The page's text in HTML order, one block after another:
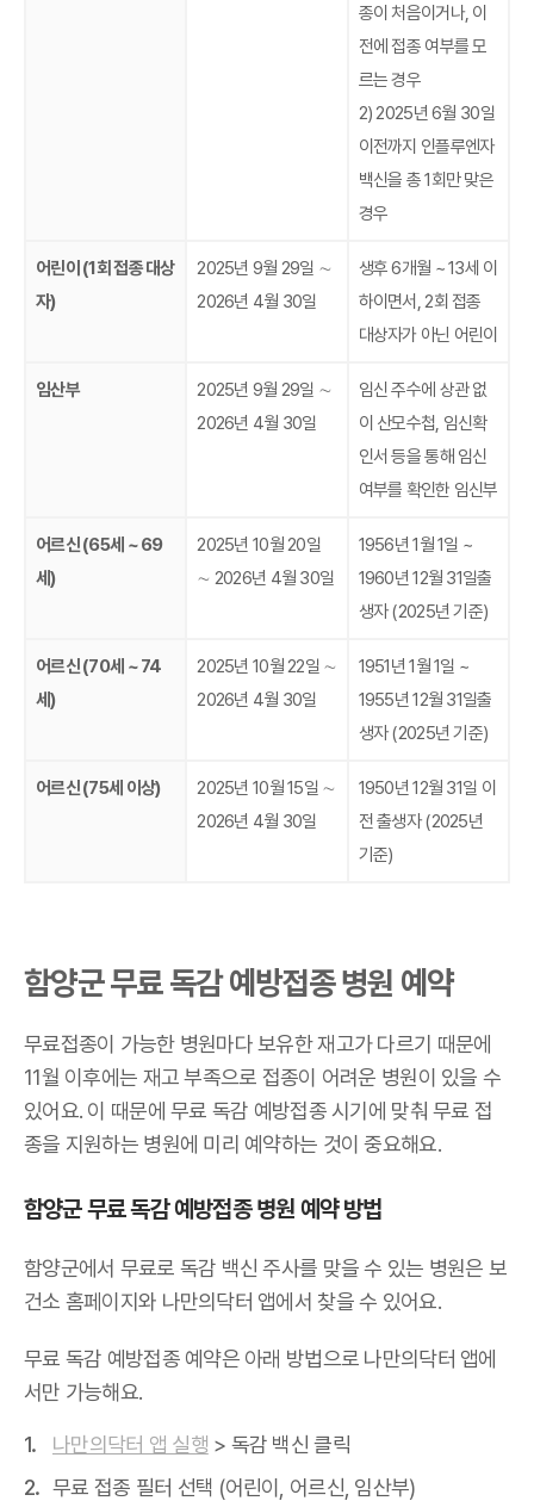
종이 처음이거나, 이
전에 접종 여부를 모
르는 경우
2) 2025년 6월 30일
이전까지 인플루엔자
백신을 총 1회만 맞은
경우
어린이 (1회 접종 대상
자)
2025년 9월 29일 ∼
2026년 4월 30일
생후 6개월 ~ 13세 이
하이면서, 2회 접종
대상자가 아닌 어린이
임산부
2025년 9월 29일 ∼
2026년 4월 30일
임신 주수에 상관 없
이 산모수첩, 임신확
인서 등을 통해 임신
여부를 확인한 임신부
어르신 (65세 ~ 69
세)
2025년 10월 20일
∼ 2026년 4월 30일
1956년 1월 1일 ~
1960년 12월 31일출
생자 (2025년 기준)
어르신 (70세 ~ 74
세)
2025년 10월 22일 ∼
2026년 4월 30일
1951년 1월 1일 ~
1955년 12월 31일출
생자 (2025년 기준)
어르신 (75세 이상)
2025년 10월 15일 ∼
2026년 4월 30일
1950년 12월 31일 이
전 출생자 (2025년
기준)
함양군 무료 독감 예방접종 병원 예약
무료접종이 가능한 병원마다 보유한 재고가 다르기 때문에
11월 이후에는 재고 부족으로 접종이 어려운 병원이 있을 수
있어요. 이 때문에 무료 독감 예방접종 시기에 맞춰 무료 접
종을 지원하는 병원에 미리 예약하는 것이 중요해요.
함양군 무료 독감 예방접종 병원 예약 방법
함양군에서 무료로 독감 백신 주사를 맞을 수 있는 병원은 보
건소 홈페이지와 나만의닥터 앱에서 찾을 수 있어요.
무료 독감 예방접종 예약은 아래 방법으로 나만의닥터 앱에
서만 가능해요.
나만의닥터 앱 실행 > 독감 백신 클릭
무료 접종 필터 선택 (어린이, 어르신, 임산부)